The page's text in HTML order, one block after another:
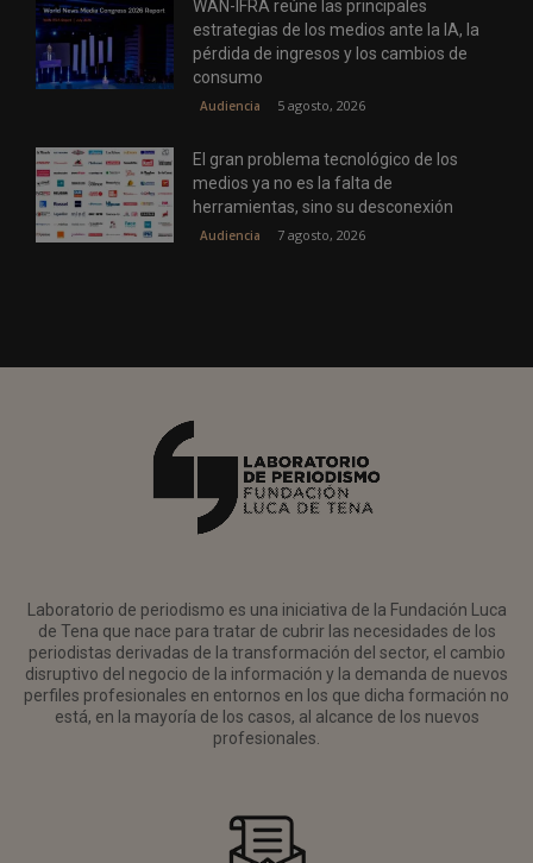
WAN-IFRA reúne las principales
estrategias de los medios ante la IA, la
pérdida de ingresos y los cambios de
consumo
Audiencia 5 agosto, 2026
El gran problema tecnológico de los
medios ya no es la falta de
herramientas, sino su desconexión
Audiencia 7 agosto, 2026
Laboratorio de periodismo es una iniciativa de la Fundación Luca
de Tena que nace para tratar de cubrir las necesidades de los
periodistas derivadas de la transformación del sector, el cambio
disruptivo del negocio de la información y la demanda de nuevos
perfiles profesionales en entornos en los que dicha formación no
está, en la mayoría de los casos, al alcance de los nuevos
profesionales.